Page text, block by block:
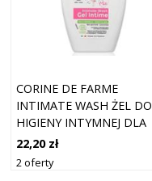
CORINE DE FARME
INTIMATE WASH ŻEL DO
HIGIENY INTYMNEJ DLA
DZIEWCZYN 125 ML
22,20 zł
2 oferty